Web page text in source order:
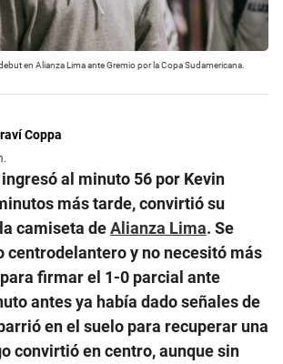
en Alianza Lima ante Gremio por la Copa Sudamericana.
Coppa
al minuto 56 por Kevin
más tarde, convirtió su
camiseta deAlianza Lima. Se
centrodelantero y no necesitó más
firmar el 1-0 parcial ante
antes ya había dado señales de
en el suelo para recuperar una
convirtió en centro, aunque sin